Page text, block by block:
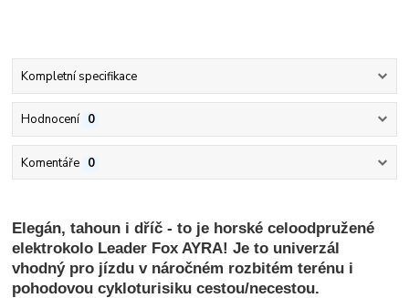
Kompletní specifikace
Hodnocení 0
Komentáře 0
Elegán, tahoun i dříč - to je horské celoodpružené
elektrokolo Leader Fox AYRA! Je to univerzál
vhodný pro jízdu v náročném rozbitém terénu i
pohodovou cykloturisiku cestou/necestou.